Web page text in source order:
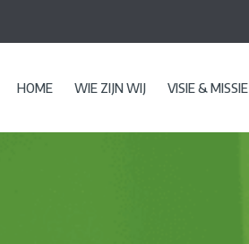
HOME WIE ZIJN WIJ VISIE & MISSIE